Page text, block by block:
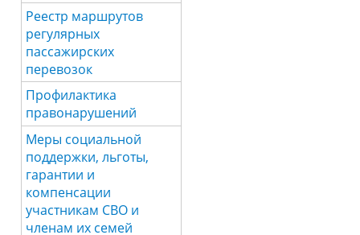
Реестр маршрутов
регулярных
пассажирских
перевозок
Профилактика
правонарушений
Меры социальной
поддержки, льготы,
гарантии и
компенсации
участникам СВО и
членам их семей